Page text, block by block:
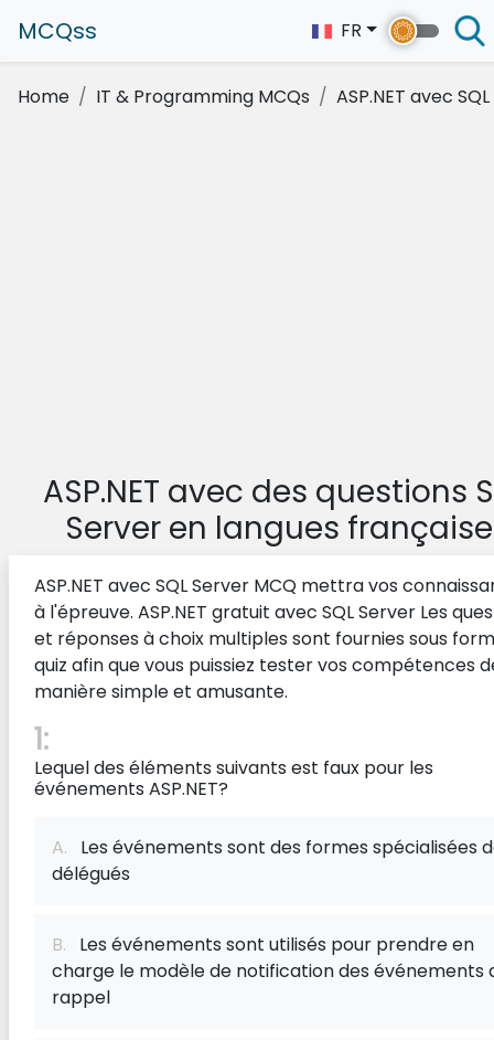
MCQss FR
Home IT & Programming MCQs ASP.NET avec
ASP.NET avec des questions
Server en langues
ASP.NET avec SQL Server MCQ mettra vos
à l'épreuve. ASP.NET gratuit avec SQL Server Les
et réponses à choix multiples sont fournies sous
quiz afin que vous puissiez tester vos compétences
manière simple et amusante.
1:
Lequel des éléments suivants est faux pour les
événements ASP.NET?
A. Les événements sont des formes spécialisées
délégués
B. Les événements sont utilisés pour prendre en
charge le modèle de notification des événements
rappel